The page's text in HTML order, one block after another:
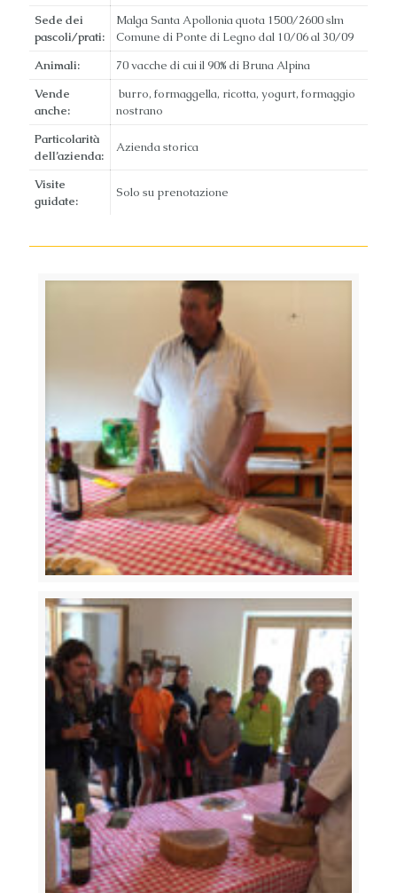
Sede dei
pascoli/prati:
Malga Santa Apollonia quota 1500/2600 slm
Comune di Ponte di Legno dal 10/06 al 30/09
Animali:
70 vacche di cui il 90% di Bruna Alpina
Vende
anche:
burro, formaggella, ricotta, yogurt, formaggio
nostrano
Particolarità
dell’azienda:
Azienda storica
Visite
guidate:
Solo su prenotazione